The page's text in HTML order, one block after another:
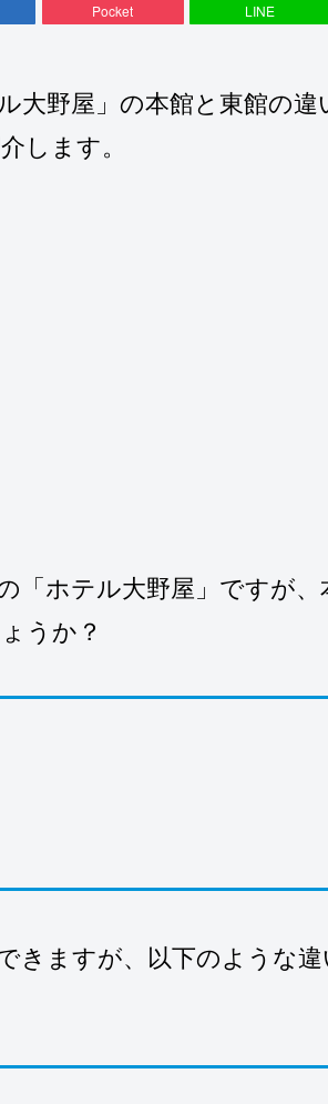
Pocket LINE
大野屋」の本館と東館の違
します。
「ホテル大野屋」ですが、
うか？
きますが、以下のような違